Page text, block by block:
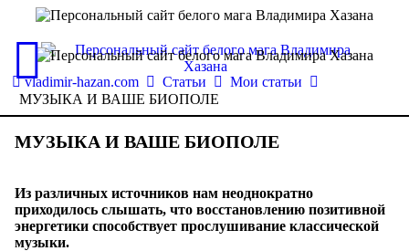
vladimir-hazan.com Статьи
Мои статьи
МУЗЫКА И ВАШЕ БИОПОЛЕ
МУЗЫКА И ВАШЕ БИОПОЛЕ
Из различных источников нам неоднократно
приходилось слышать, что восстановлению позитивной
энергетики способствует прослушивание классической
музыки.